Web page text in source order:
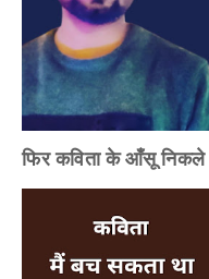
फिर कविता के आँसू निकले